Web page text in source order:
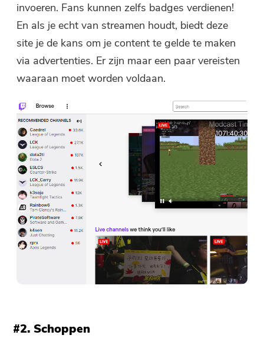
invoeren. Fans kunnen zelfs badges verdienen!
En als je echt van streamen houdt, biedt deze
site je de kans om je content te gelde te maken
via advertenties. Er zijn maar een paar vereisten
waaraan moet worden voldaan.
#2. Schoppen